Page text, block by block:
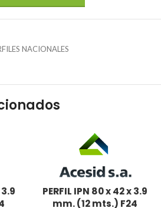
NACIONALES
PERFIL IPN 80 x 42 x 3.9
mm. (12 mts.) F24